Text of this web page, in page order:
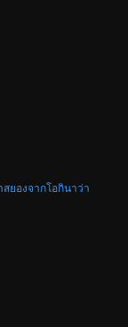
สยองจากโอกินาว่า